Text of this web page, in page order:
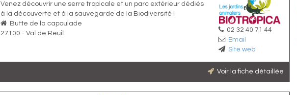
Venez découvrir une serre tropicale et un parc extérieur dédiés
à la découverte et à la sauvegarde de la Biodiversité !
Butte de la capoulade
27100 -Val de Reuil
02 32 40 71 44
Email
Site web
Voir la fiche détaillée